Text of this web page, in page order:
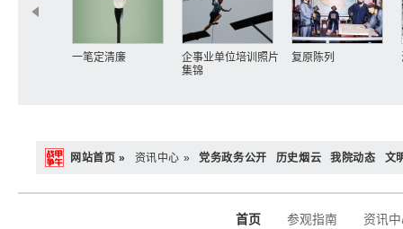
一笔定清廉
企事业单位培训照片
集锦
复原陈列
网站首页 » 资讯中心 » 党务政务公开 历史烟云 我院动态 文
首页 参观指南 资讯